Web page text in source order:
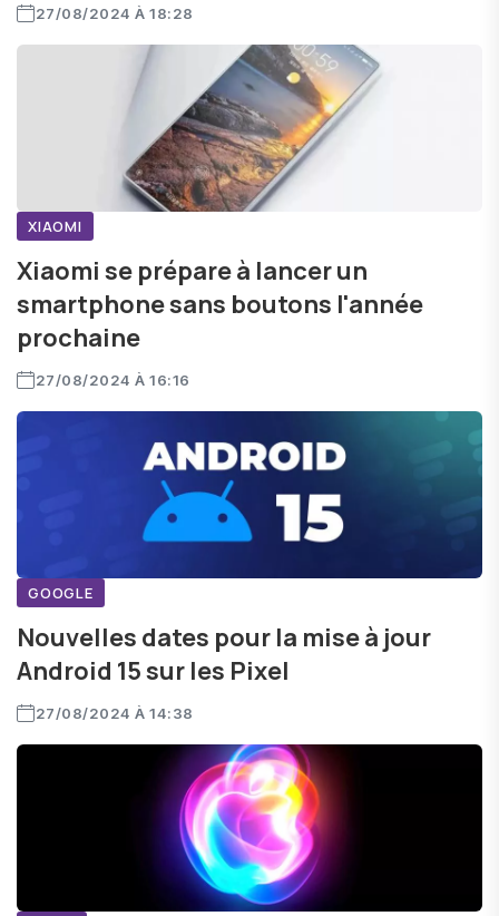
27/08/2024 À 18:28
XIAOMI
Xiaomi se prépare à lancer un
smartphone sans boutons l'année
prochaine
27/08/2024 À 16:16
GOOGLE
Nouvelles dates pour la mise à jour
Android 15 sur les Pixel
27/08/2024 À 14:38